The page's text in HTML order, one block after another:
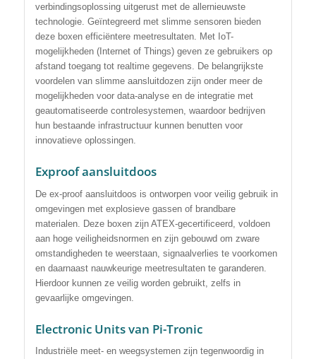
verbindingsoplossing uitgerust met de allernieuwste
technologie. Geïntegreerd met slimme sensoren bieden
deze boxen efficiëntere meetresultaten. Met IoT-
mogelijkheden (Internet of Things) geven ze gebruikers op
afstand toegang tot realtime gegevens. De belangrijkste
voordelen van slimme aansluitdozen zijn onder meer de
mogelijkheden voor data-analyse en de integratie met
geautomatiseerde controlesystemen, waardoor bedrijven
hun bestaande infrastructuur kunnen benutten voor
innovatieve oplossingen.
Exproof aansluitdoos
De ex-proof aansluitdoos is ontworpen voor veilig gebruik in
omgevingen met explosieve gassen of brandbare
materialen. Deze boxen zijn ATEX-gecertificeerd, voldoen
aan hoge veiligheidsnormen en zijn gebouwd om zware
omstandigheden te weerstaan, signaalverlies te voorkomen
en daarnaast nauwkeurige meetresultaten te garanderen.
Hierdoor kunnen ze veilig worden gebruikt, zelfs in
gevaarlijke omgevingen.
Electronic Units van Pi-Tronic
Industriële meet- en weegsystemen zijn tegenwoordig in